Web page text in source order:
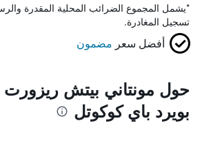
*يشمل المجموع الضرائب المحلية المقدرة
تسجيل المغادرة.
أفضل سعر مضمون
حول مونتاني بيتش ريزورت
بويرد باي كوكوتل